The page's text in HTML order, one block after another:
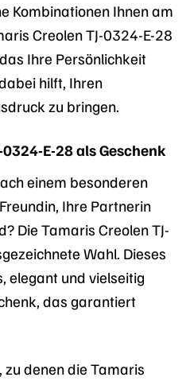
Kombinationen Ihnen am
Creolen TJ-0324-E-28
Ihre Persönlichkeit
hilft, Ihren
zu bringen.
E-28 als Geschenk
einem besonderen
Ihre Partnerin
Die Tamaris Creolen TJ-
Wahl. Dieses
elegant und vielseitig
das garantiert
zu denen die Tamaris